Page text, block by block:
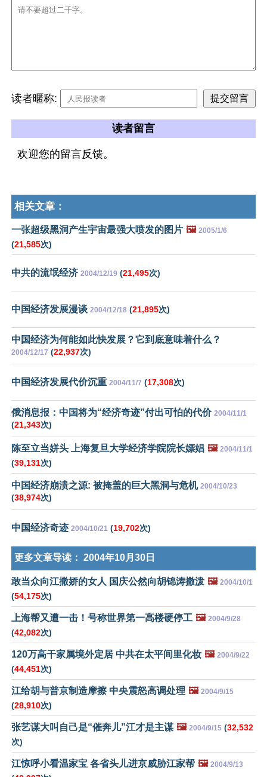
读者暱称:
读者留言
欢迎您的留言反馈。
相关文章：
一张超级黑洞产生宇宙最强大喷发的图片 🖼️ 2005/1/6
(21,585次)
中共的流氓经济 2004/12/19 (21,495次)
中国经济发展漫谈 2004/12/18 (21,895次)
中国经济为何能如此快发展？它到底意味着什么？
2004/12/17 (22,937次)
中国经济发展代价沉重 2004/11/7 (17,308次)
俄消息报：中国将为“经济奇迹”付出可怕的代价 2004/11/1
(21,343次)
陈至立当姘头 上海复旦大学经济学院院长嫖娼 🖼️ 2004/11/1
(39,131次)
中国经济崩溃之源: 被掩盖的巨大黑洞与危机 2004/10/23
(38,974次)
中国经济奇迹 2004/10/21 (19,702次)
更多文章导读： 2004年10月30日
敢当众向江撒娇的女人 国庆公然向胡锦涛撒泼 🖼️ 2004/10/1
(54,175次)
上海帮又遭一击！号称世界第一高楼硬停工 🖼️ 2004/9/28
(42,082次)
120万高干家属境外定居 中共在太平间里化妆 🖼️ 2004/9/22
(44,451次)
江给胡与普京制造摩擦 中央震怒高调处理 🖼️ 2004/9/15
(28,910次)
张艺谋大叫自己是“催奔儿”江才是主谋 🖼️ 2004/9/15 (32,532
次)
江惊呼小看温家宝 各省头儿进京威胁江家帮 🖼️ 2004/9/13